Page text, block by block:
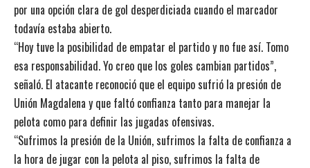
por una opción clara de gol desperdiciada cuando el marcador
todavía estaba abierto.
“Hoy tuve la posibilidad de empatar el partido y no fue así. Tomo
esa responsabilidad. Yo creo que los goles cambian partidos”,
señaló. El atacante reconoció que el equipo sufrió la presión de
Unión Magdalena y que faltó confianza tanto para manejar la
pelota como para definir las jugadas ofensivas.
“Sufrimos la presión de la Unión, sufrimos la falta de confianza a
la hora de jugar con la pelota al piso, sufrimos la falta de